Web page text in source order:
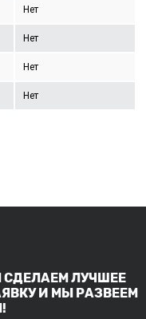
Нет
Нет
Нет
Нет
СДЕЛАЕМ ЛУЧШЕЕ
И МЫ РАЗВЕЕМ